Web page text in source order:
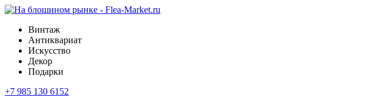
Винтаж
Антиквариат
Искусство
Декор
Подарки
+7 985 130 6152